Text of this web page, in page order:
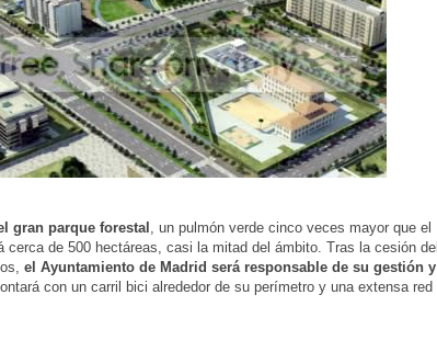
gran parque forestal
, un pulmón verde cinco veces mayor que el
cerca de 500 hectáreas, casi la mitad del ámbito. Tras la cesión del
el Ayuntamiento de Madrid será responsable de su gestión y
con un carril bici alrededor de su perímetro y una extensa red